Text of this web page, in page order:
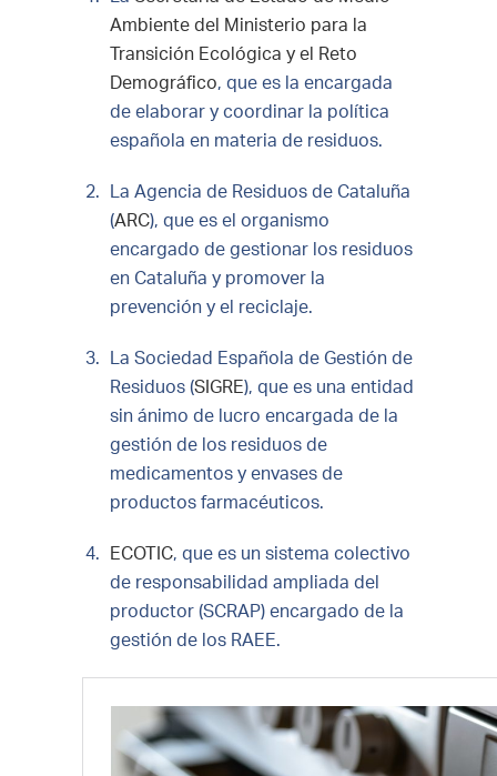
Ambiente del Ministerio para la
Transición Ecológica y el Reto
Demográfico, que es la encargada
de elaborar y coordinar la política
española en materia de residuos.
La Agencia de Residuos de Cataluña
(ARC), que es el organismo
encargado de gestionar los residuos
en Cataluña y promover la
prevención y el reciclaje.
La Sociedad Española de Gestión de
Residuos (SIGRE), que es una entidad
sin ánimo de lucro encargada de la
gestión de los residuos de
medicamentos y envases de
productos farmacéuticos.
ECOTIC, que es un sistema colectivo
de responsabilidad ampliada del
productor (SCRAP) encargado de la
gestión de los RAEE.